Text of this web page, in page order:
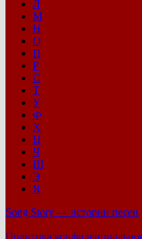
Л
М
Н
О
П
Р
С
Т
У
Ф
Х
Ц
Ч
Ш
Э
Я
Song Story — истории песен